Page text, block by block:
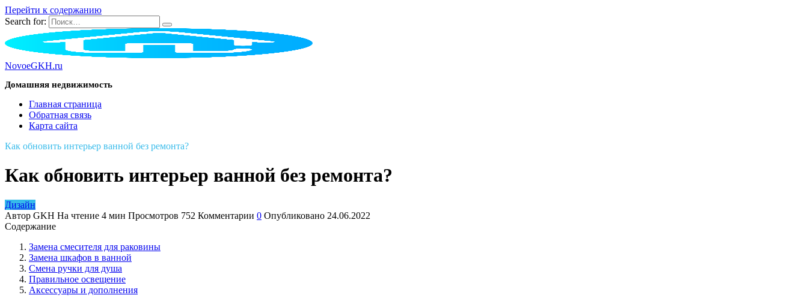
Перейти к содержанию
Search for:
NovoeGKH.ru
Домашняя недвижимость
Главная страница
Обратная связь
Карта сайта
Как обновить интерьер ванной без ремонта?
Как обновить интерьер ванной без ремонта?
Дизайн
Автор GKH На чтение 4 мин Просмотров 752 Комментарии 0 Опубликовано 24.06.2022
Содержание
Замена смесителя для раковины
Замена шкафов в ванной
Смена ручки для душа
Правильное освещение
Аксессуары и дополнения